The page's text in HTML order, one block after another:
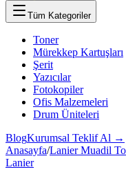
Tüm Kategoriler
Toner
Mürekkep Kartuşları
Şerit
Yazıcılar
Fotokopiler
Ofis Malzemeleri
Drum Üniteleri
BlogKurumsal Teklif Al →
Anasayfa/Lanier Muadil
Lanier